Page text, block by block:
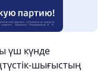
үш күнде
шығыстың